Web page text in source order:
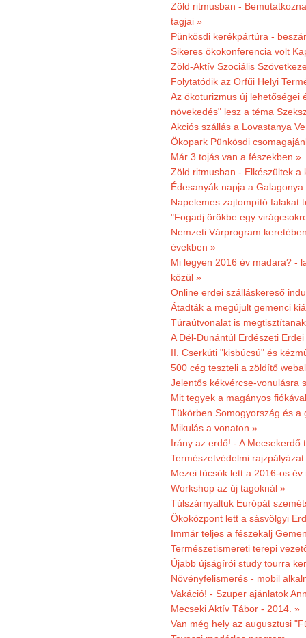
Zöld ritmusban -
tagjai »
Pünkösdi kerékpártúra -
Sikeres ökokonferencia volt
Zöld-Aktív Szociális
Folytatódik az Orfűi Helyi
Az ökoturizmus új lehetőségei
növekedés" lesz a téma
Akciós szállás a Lovastanya
Ökopark Pünkösdi
Már 3 tojás van a fészekben »
Zöld ritmusban - Elkészültek
Édesanyák napja a
Napelemes zajtompító falakat
"Fogadj örökbe egy
Nemzeti Várprogram
években »
Mi legyen 2016 év madara? -
közül »
Online erdei szálláskereső
Átadták a megújult gemenci
Túraútvonalat is
A Dél-Dunántúl Erdészeti
II. Cserkúti "kisbúcsú" és
500 cég teszteli a zöldítő
Jelentős kékvércse-vonulásra
Mit tegyek a magányos
Tükörben Somogyország és a
Mikulás a vonaton »
Irány az erdő! - A
Természetvédelmi
Mezei tücsök lett a 2016-os év
Workshop az új tagoknál »
Túlszárnyaltuk Európát
Ökoközpont lett a sásvölgyi
Immár teljes a fészekalj
Természetismereti terepi
Újabb újságírói study tourra
Növényfelismerés - mobil
Vakáció! - Szuper ajánlatok
Mecseki Aktív Tábor - 2014. »
Van még hely az augusztusi